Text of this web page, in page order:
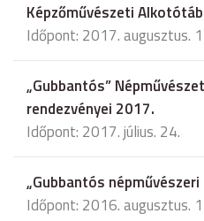
Képzőművészeti
Időpont: 2017. augusztus.
„Gubbantós”
rendezvényei 2017.
Időpont: 2017. július. 24.
„Gubbantós
Időpont: 2016. augusztus.